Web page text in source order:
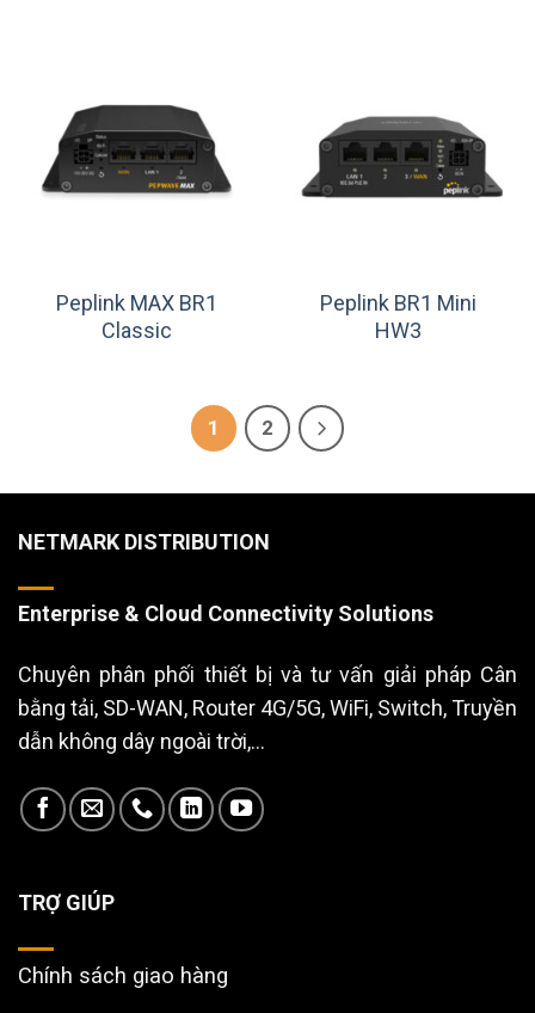
Peplink MAX BR1
Classic
Peplink BR1 Mini
HW3
1 2
NETMARK DISTRIBUTION
Enterprise & Cloud Connectivity Solutions
Chuyên phân phối thiết bị và tư vấn giải pháp Cân
bằng tải, SD-WAN, Router 4G/5G, WiFi, Switch, Truyền
dẫn không dây ngoài trời,...
TRỢ GIÚP
Chính sách giao hàng